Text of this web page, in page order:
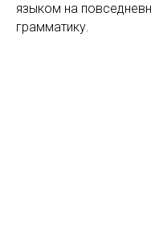
языком на
грамматику.